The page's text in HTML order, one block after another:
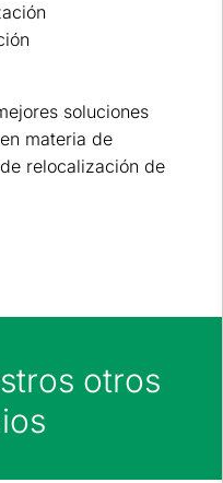
soluciones
materia de
relocalización de
otros